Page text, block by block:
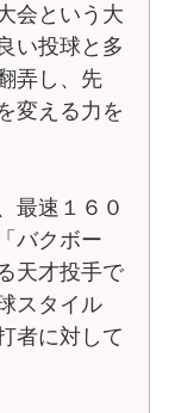
会という大
い投球と多
弄し、先
変える力を
最速１６０
バクボー
天才投手で
スタイル
者に対して